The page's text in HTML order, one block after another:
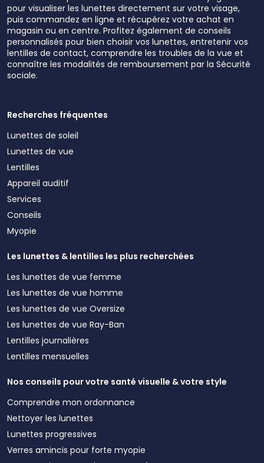
pour visualiser les lunettes directement sur votre visage,
puis commandez en ligne et récupérez votre achat en
magasin ou en centre. Profitez également de conseils
personnalisés pour bien choisir vos lunettes, entretenir vos
lentilles de contact, comprendre les troubles de la vue et
connaître les modalités de remboursement par la Sécurité
sociale.
Recherches fréquentes
Lunettes de soleil
Lunettes de vue
Lentilles
Appareil auditif
Services
Conseils
Myopie
Les lunettes & lentilles les plus recherchées
Les lunettes de vue femme
Les lunettes de vue homme
Les lunettes de vue Oversize
Les lunettes de vue Ray-Ban
Lentilles journalières
Lentilles mensuelles
Nos conseils pour votre santé visuelle & votre style
Comprendre mon ordonnance
Nettoyer les lunettes
Lunettes progressives
Verres amincis pour forte myopie